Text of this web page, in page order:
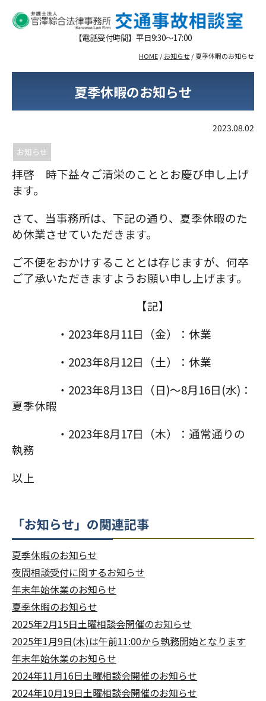
【電話受付時間】平日9:30～17:00
HOME / お知らせ /夏季休暇のお知らせ
夏季休暇のお知らせ
2023.08.02
お知らせ
拝啓 時下益々ご清栄のこととお慶び申し上げ
ます。
さて、当事務所は、下記の通り、夏季休暇のた
め休業させていただきます。
ご不便をおかけすることとは存じますが、何卒
ご了承いただきますようお願い申し上げます。
【記】
・2023年8月11日（金）：休業
・2023年8月12日（土）：休業
・2023年8月13日（日)～8月16日(水)：
夏季休暇
・2023年8月17日（木）：通常通りの
執務
以上
「お知らせ」の関連記事
夏季休暇のお知らせ
夜間相談受付に関するお知らせ
年末年始休業のお知らせ
夏季休暇のお知らせ
2025年2月15日土曜相談会開催のお知らせ
2025年1月9日(木)は午前11:00から執務開始となります
年末年始休業のお知らせ
2024年11月16日土曜相談会開催のお知らせ
2024年10月19日土曜相談会開催のお知らせ